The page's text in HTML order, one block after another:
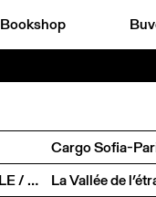
Bookshop
Cargo Sofia-
STEFAN KAEGI (RIMINI PROTOKOLL) / THOMAS MELLE / MÜNCHNER KAMMERSPIELE
La Vallée de